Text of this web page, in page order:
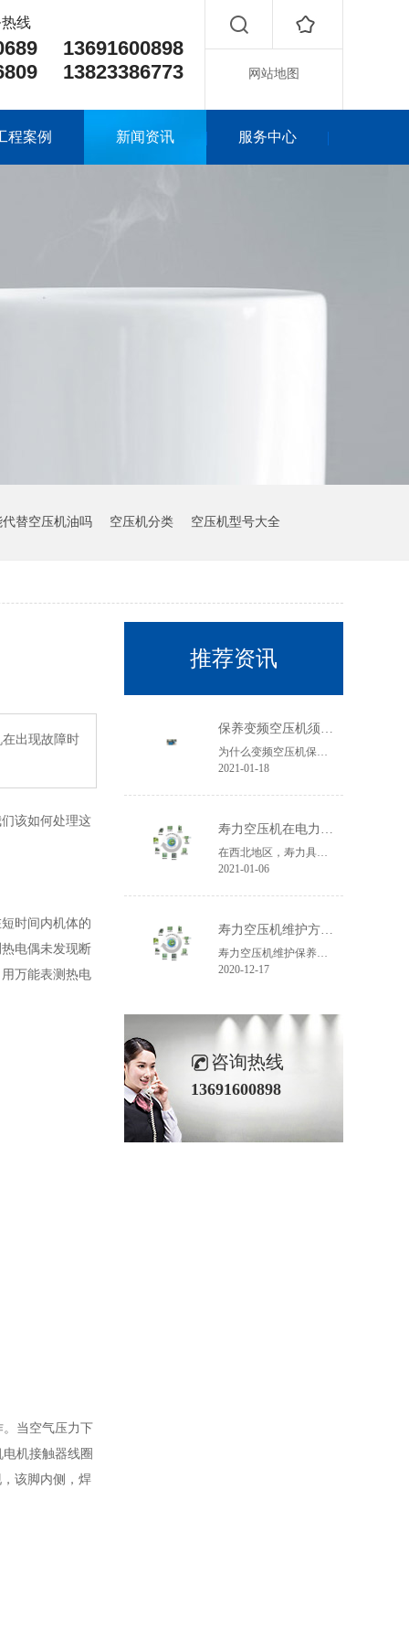
线
13691600898
13823386773
网站地图
程案例 新闻资讯 服务中心
替空压机油吗 空压机分类 空压机型号大全
出现故障时
该如何处理这
时间内机体的
电偶未发现断
万能表测热电
当空气压力下
机接触器线圈
该脚内侧，焊
推荐资讯
保养变频空压机须知以下几点
为什么变频空压机保养要贵许多？本文以简略易懂的办法叙说，希望对我们有所帮助！
2021-01-18
寿力空压机在电力领域的应用
在西北地区，寿力具有数百台空压机。为30余家电力范畴相关客户供给成熟产品，在保证西北地区冬季供电安稳上贡献了自己的力气。
2021-01-06
寿力空压机维护方法与注意事项
寿力空压机维护保养方法与注意事项，我是寿力空压机售后技术人员，从事空压机行业也有几年的时刻了，寿力空压机保养分有小保养与大保养，涉及到的工序部件也有分深浅，下面我给我们共享我们一般比较有用的寿力空压机保养进程方法与注意事项。
2020-12-17
咨询热线
13691600898